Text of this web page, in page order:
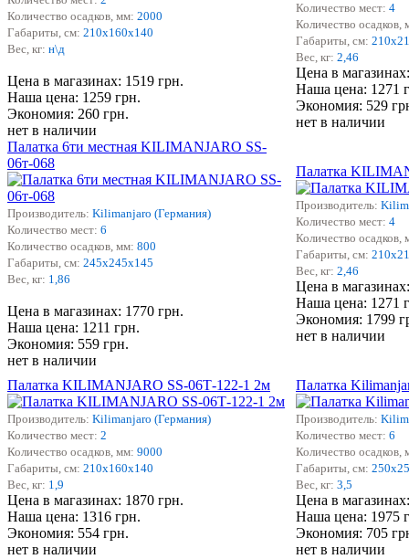
Количество осадков, мм: 2000
Габариты, см: 210х160х140
Вес, кг: н\д
Цена в магазинах: 1519 грн.
Наша цена: 1259 грн.
Экономия: 260 грн.
нет в наличии
Количество мест: 4
Количество осадков,
Габариты, см:
Вес, кг: 2,46
Цена в
Наша цена: 1271
Экономия: 529
нет в наличии
Палатка 6ти местная KILIMANJARO SS-
06т-068
Производитель: Kilimanjaro (Германия)
Количество мест: 6
Количество осадков, мм: 800
Габариты, см: 245х245х145
Вес, кг: 1,86
Цена в магазинах: 1770 грн.
Наша цена: 1211 грн.
Экономия: 559 грн.
нет в наличии
Палатка
Производитель:
Количество мест: 4
Количество осадков,
Габариты, см:
Вес, кг: 2,46
Цена в
Наша цена: 1271
Экономия: 1799
нет в наличии
Палатка KILIMANJARO SS-06Т-122-1 2м
Производитель: Kilimanjaro (Германия)
Количество мест: 2
Количество осадков, мм: 9000
Габариты, см: 210х160х140
Вес, кг: 1,9
Цена в магазинах: 1870 грн.
Наша цена: 1316 грн.
Экономия: 554 грн.
нет в наличии
Палатка
Производитель:
Количество мест: 6
Количество осадков,
Габариты, см:
Вес, кг: 3,5
Цена в
Наша цена: 1975
Экономия: 705
нет в наличии